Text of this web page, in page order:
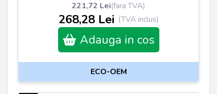
221,72 Lei(fara TVA)
268,28 Lei (TVA inclus)
Adauga in cos
ECO-OEM